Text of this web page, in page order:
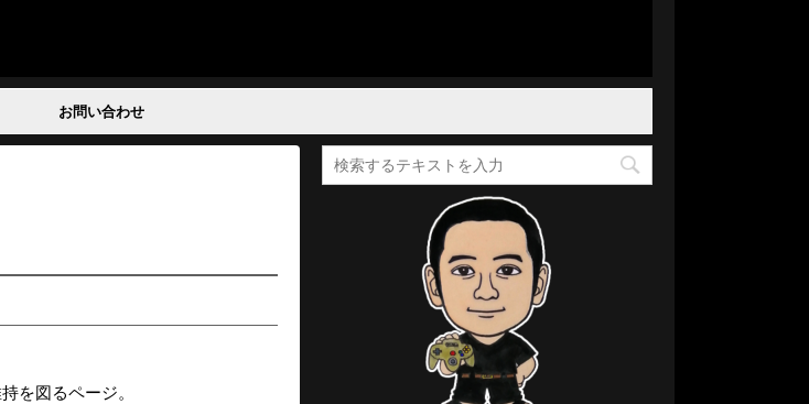
お問い合わせ
を図るページ。